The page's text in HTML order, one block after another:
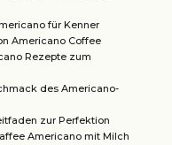
für Kenner
Americano Coffee
Rezepte zum
des Americano-
zur Perfektion
Americano mit Milch